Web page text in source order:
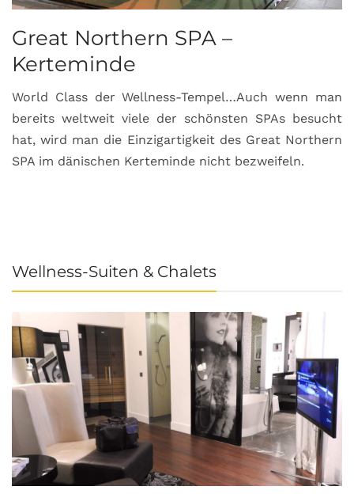
Great Northern SPA –
Kerteminde
World Class der Wellness-Tempel…Auch wenn man
bereits weltweit viele der schönsten SPAs besucht
hat, wird man die Einzigartigkeit des Great Northern
SPA im dänischen Kerteminde nicht bezweifeln.
Wellness-Suiten & Chalets